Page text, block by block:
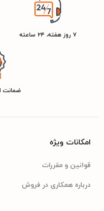
۷ روز هفته، ۲۴ ساعته
ضمانت
امکانات ویژه
قوانین و مقررات
درباره همکاری در فروش